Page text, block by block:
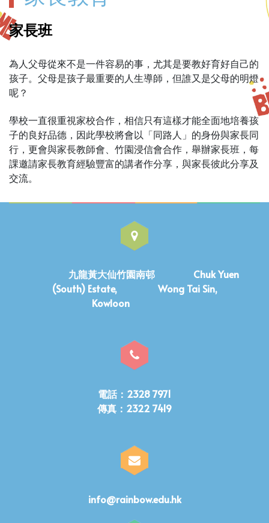
家長班
為人父母從來不是一件容易的事，尤其是要教好育好自己的
孩子。父母是孩子最重要的人生導師，但誰又是父母的明燈
呢？
學校一直很重視家校合作，相信只有這樣才能全面地培養孩
子的良好品德，因此學校將會以「同路人」的身份與家長同
行，更會與家長教師會、竹園浸信會合作，舉辦家長班，每
課邀請家長教育經驗豐富的講者作分享，與家長彼此分享及
交流。
九龍黃大仙竹園南邨 Chuk Yuen
(South) Estate, Wong Tai Sin,
Kowloon
電話：2328 7971
傳真：2322 7419
info@rainbow.edu.hk